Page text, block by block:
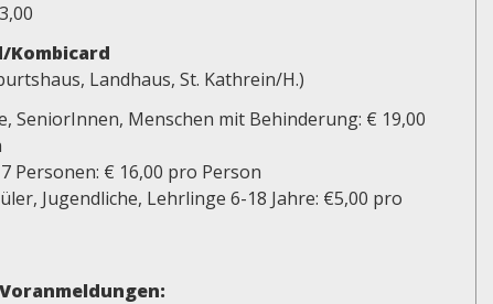
Kombicard
Landhaus, St. Kathrein/H.)
SeniorInnen, Menschen mit Behinderung: € 19,00
Personen: € 16,00 pro Person
Jugendliche, Lehrlinge 6-18 Jahre: €5,00 pro